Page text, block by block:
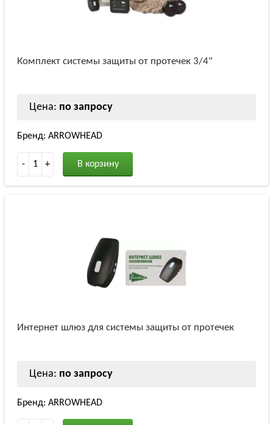
Комплект системы защиты от протечек 3/4"
Цена: по запросу
Бренд: ARROWHEAD
- 1 + В корзину
Интернет шлюз для системы защиты от протечек
Цена: по запросу
Бренд: ARROWHEAD